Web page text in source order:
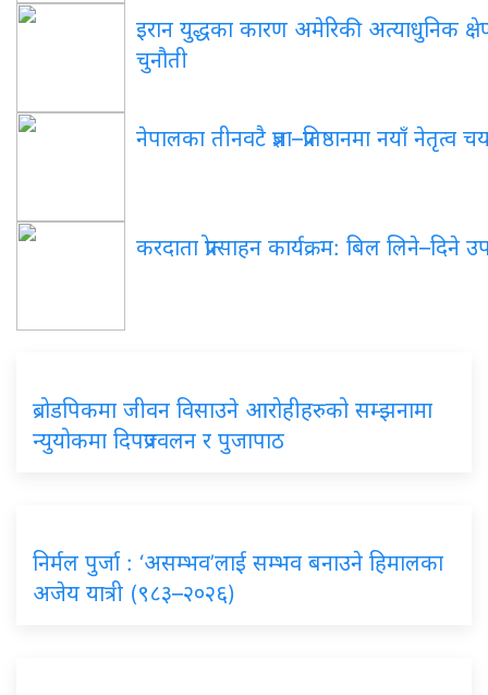
इरान युद्धका कारण अमेरिकी अत्याधुनिक
चुनौती
नेपालका तीनवटै प्रज्ञा–प्रतिष्ठानमा नयाँ नेतृत्व
करदाता प्रोत्साहन कार्यक्रम: बिल लिने–दिने
ब्रोडपिकमा जीवन विसाउने आरोहीहरुको सम्झनामा
न्युयोकमा दिपप्रज्वलन र पुजापाठ
निर्मल पुर्जा : ‘असम्भव’लाई सम्भव बनाउने हिमालका
अजेय यात्री (९८३–२०२६)